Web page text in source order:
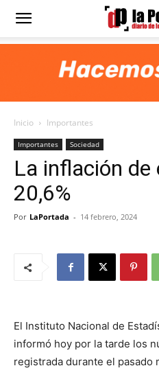
Diario
Portada
Inicio Importantes
Importantes Sociedad
La inflación de
20,6%
Por LaPortada - 14 febrero, 2024
El Instituto Nacional de
informó hoy por la tarde los
registrada durante el pasado